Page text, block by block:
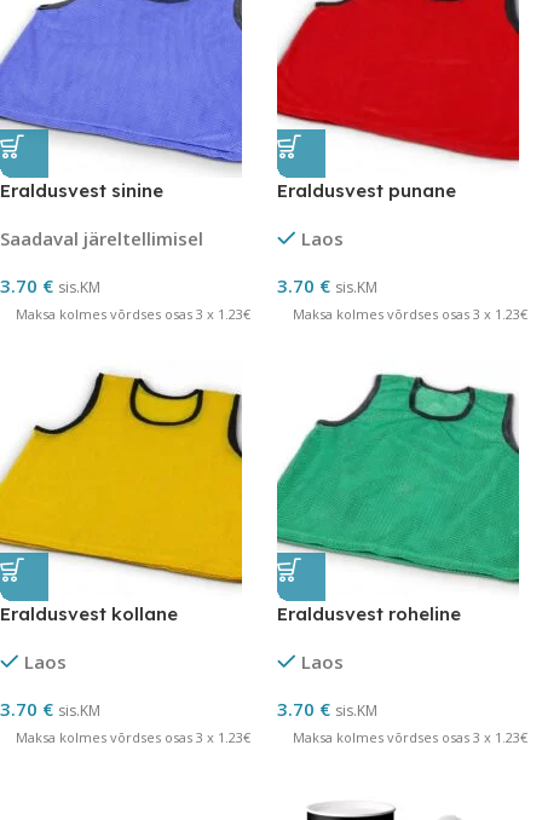
Eraldusvest sinine
Saadaval järeltellimisel
3.70 € sis.KM
Maksa kolmes võrdses osas 3 x 1.23€
Eraldusvest punane
Laos
3.70 € sis.KM
Maksa kolmes võrdses osas 3 x 1.23€
Eraldusvest kollane
Laos
3.70 € sis.KM
Maksa kolmes võrdses osas 3 x 1.23€
Eraldusvest roheline
Laos
3.70 € sis.KM
Maksa kolmes võrdses osas 3 x 1.23€